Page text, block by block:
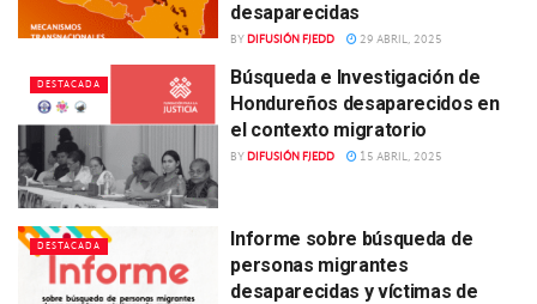
desaparecidas
BY DIFUSIÓN FJEDD 29 ABRIL, 2025
DESTACADA
Búsqueda e Investigación de
Hondureños desaparecidos en
el contexto migratorio
BY DIFUSIÓN FJEDD 15 ABRIL, 2025
DESTACADA
Informe sobre búsqueda de
personas migrantes
desaparecidas y víctimas de